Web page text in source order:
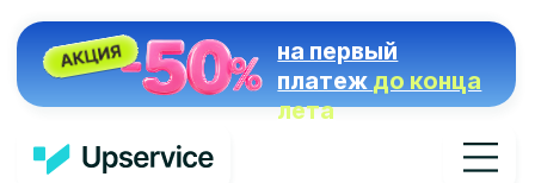
на первый
платеж
до конца
лета